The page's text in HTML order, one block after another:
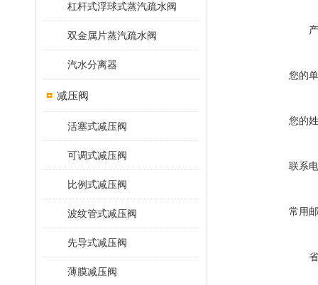
杠杆式浮球式蒸汽疏水阀
双金属片蒸汽疏水阀
汽水分离器
减压阀
活塞式减压阀
可调式减压阀
比例式减压阀
波纹管式减压阀
先导式减压阀
薄膜减压阀
您的
您的
联系
常用